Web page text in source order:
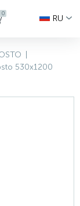
0
RU
530х1200